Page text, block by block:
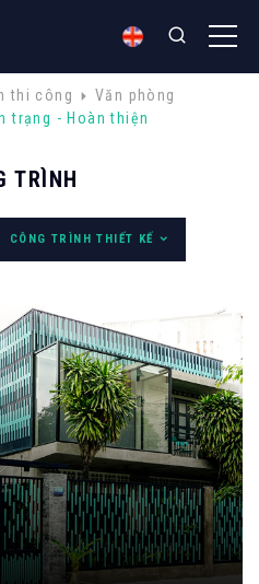
thi công
Văn phòng
trạng - Hoàn thiện
TRÌNH
CÔNG TRÌNH THIẾT KẾ
71379 13- 090 3075 005